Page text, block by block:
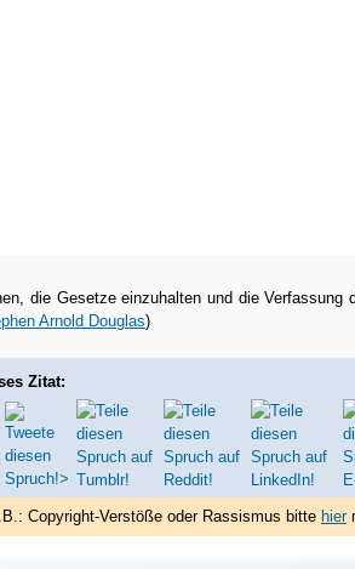
die Gesetze einzuhalten und die Verfassung
Arnold Douglas)
Zitat:
Copyright-Verstöße oder Rassismus bitte hier